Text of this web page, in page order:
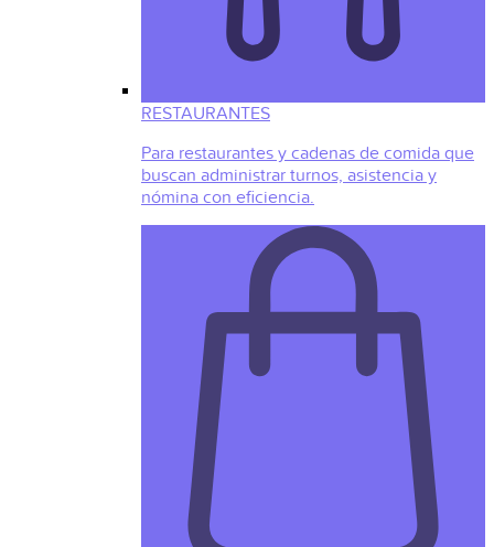
RESTAURANTES
Para restaurantes y cadenas de comida que
buscan administrar turnos, asistencia y
nómina con eficiencia.